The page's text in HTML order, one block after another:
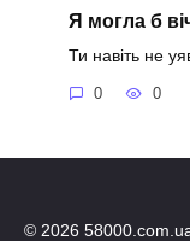
Я могла б
Ти навіть не
0 0
© 2026 58000.com.ua